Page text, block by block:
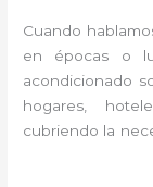
Cuando
en épocas o
acondicionado
hogares,
cubriendo la